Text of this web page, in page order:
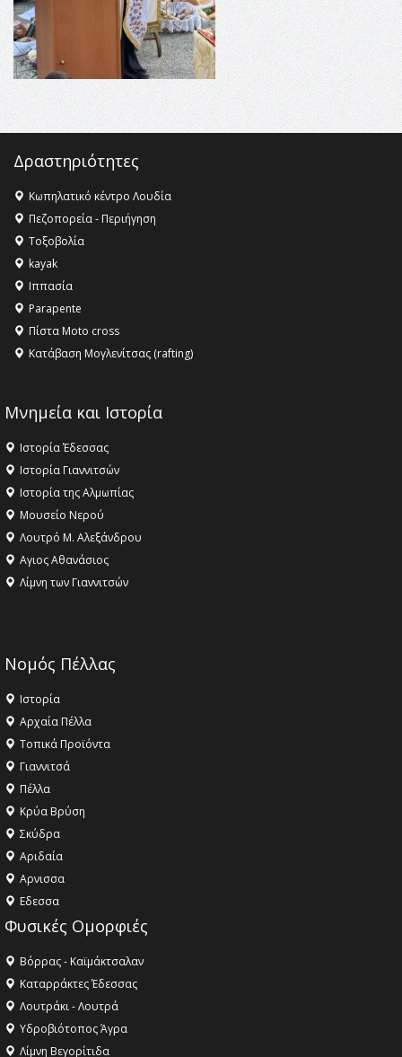
18:09 -
Αυτό το καλοκαίρι δίνουμε ραντεβού στο πιο
όμορφο θερινό σινεμά της Ελλάδας!
Δραστηριότητες
Κωπηλατικό κέντρο Λουδία
Πεζοπορεία - Περιήγηση
Τοξοβολία
kayak
Ιππασία
Parapente
Πίστα Moto cross
Κατάβαση Μογλενίτσας (rafting)
Μνημεία και Ιστορία
Ιστορία Έδεσσας
Ιστορία Γιαννιτσών
Ιστορία της Αλμωπίας
Μουσείο Νερού
Λουτρό Μ. Αλεξάνδρου
Αγιος Αθανάσιος
Λίμνη των Γιαννιτσών
Νομός Πέλλας
Ιστορία
Αρχαία Πέλλα
Τοπικά Προϊόντα
Γιαννιτσά
Πέλλα
Κρύα Βρύση
Σκύδρα
Αριδαία
Aρνισσα
Eδεσσα
Φυσικές Ομορφιές
Βόρρας - Καϊμάκτσαλαν
Καταρράκτες Έδεσσας
Λουτράκι - Λουτρά
Υδροβιότοπος Άγρα
Λίμνη Βεγορίτιδα